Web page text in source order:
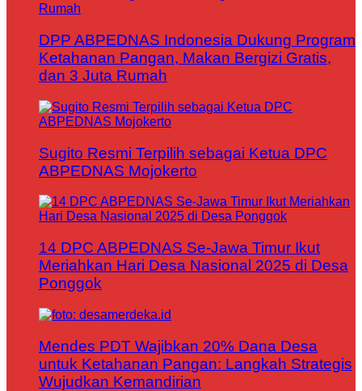
DPP ABPEDNAS Indonesia Dukung Program
Ketahanan Pangan, Makan Bergizi Gratis,
dan 3 Juta Rumah
Sugito Resmi Terpilih sebagai Ketua DPC
ABPEDNAS Mojokerto
14 DPC ABPEDNAS Se-Jawa Timur Ikut
Meriahkan Hari Desa Nasional 2025 di Desa
Ponggok
Mendes PDT Wajibkan 20% Dana Desa
untuk Ketahanan Pangan: Langkah Strategis
Wujudkan Kemandirian